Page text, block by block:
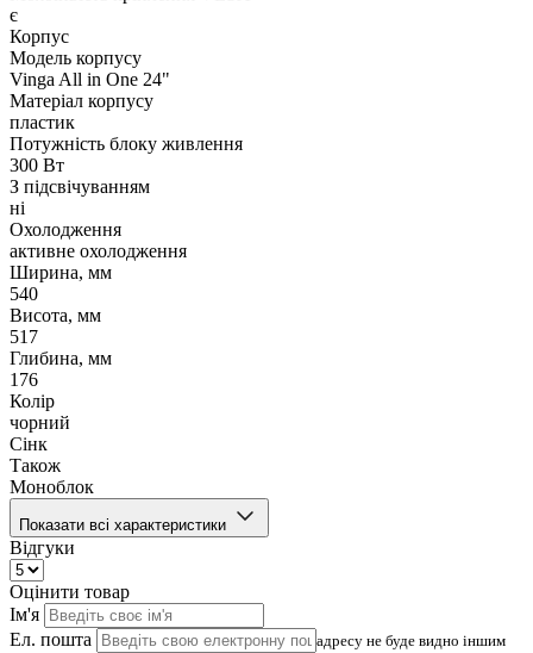
є
Корпус
Модель корпусу
Vinga All in One 24"
Матеріал корпусу
пластик
Потужність блоку живлення
300 Вт
З підсвічуванням
ні
Охолодження
активне охолодження
Ширина, мм
540
Висота, мм
517
Глибина, мм
176
Колір
чорний
Сінк
Також
Моноблок
Показати всі характеристики
Відгуки
Оцінити товар
Ім'я
Ел. пошта
адресу не буде видно іншим